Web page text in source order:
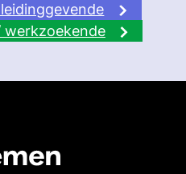
werkzoekende